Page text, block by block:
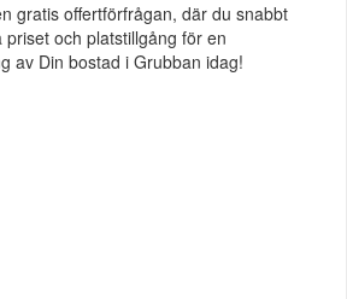
gratis offertförfrågan, där du snabbt
och platstillgång för en
av Din bostad i Grubban idag!